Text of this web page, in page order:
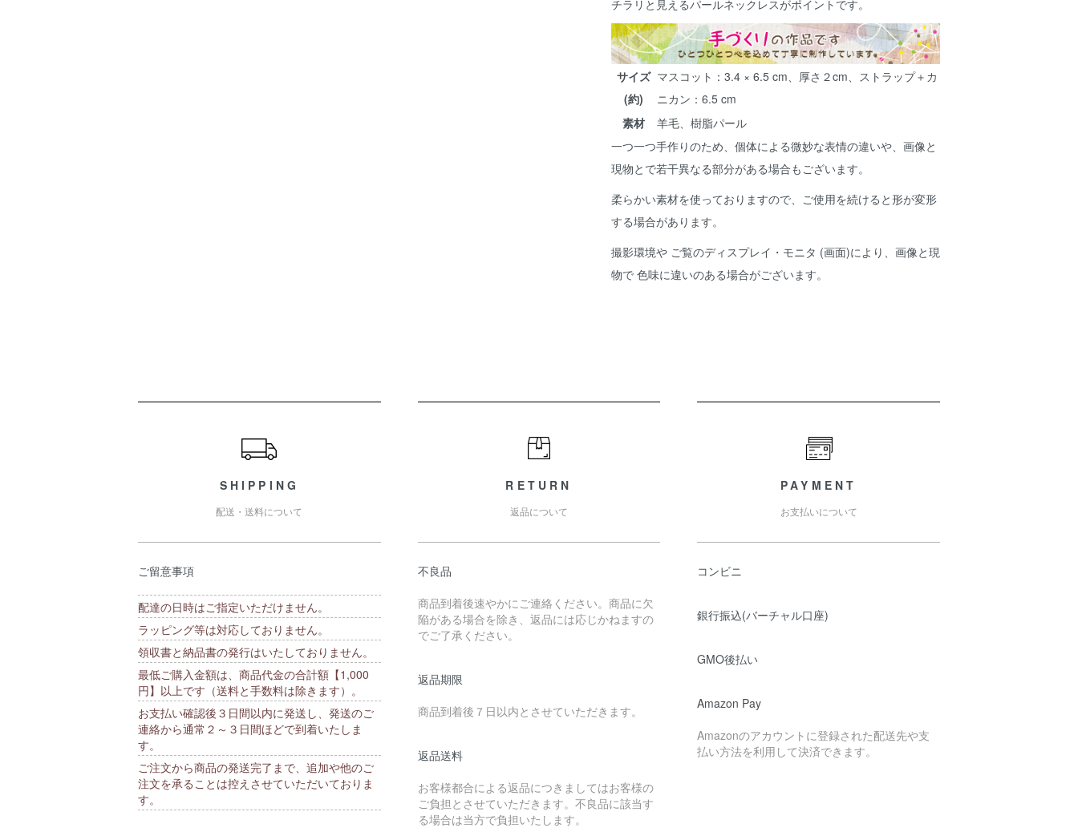
チラリと見えるパールネックレスがポイントです。
サイズ
(約)
マスコット：3.4 × 6.5 cm、厚さ２cm、ストラップ＋カ
ニカン：6.5 cm
素材
羊毛、樹脂パール
一つ一つ手作りのため、個体による微妙な表情の違いや、画像と
現物とで若干異なる部分がある場合もございます。
柔らかい素材を使っておりますので、ご使用を続けると形が変形
する場合があります。
撮影環境や ご覧のディスプレイ・モニタ (画面)により、画像と現
物で 色味に違いのある場合がございます。
SHIPPING
配送・送料について
ご留意事項
配達の日時はご指定いただけません。
ラッピング等は対応しておりません。
領収書と納品書の発行はいたしておりません。
最低ご購入金額は、商品代金の合計額【1,000
円】以上です（送料と手数料は除きます）。
お支払い確認後３日間以内に発送し、発送のご
連絡から通常２～３日間ほどで到着いたしま
す。
ご注文から商品の発送完了まで、追加や他のご
注文を承ることは控えさせていただいておりま
す。
RETURN
返品について
不良品
商品到着後速やかにご連絡ください。商品に欠
陥がある場合を除き、返品には応じかねますの
でご了承ください。
返品期限
商品到着後７日以内とさせていただきます。
返品送料
お客様都合による返品につきましてはお客様の
ご負担とさせていただきます。不良品に該当す
る場合は当方で負担いたします。
PAYMENT
お支払いについて
コンビニ
銀行振込(バーチャル口座)
GMO後払い
Amazon Pay
Amazonのアカウントに登録された配送先や支
払い方法を利用して決済できます。